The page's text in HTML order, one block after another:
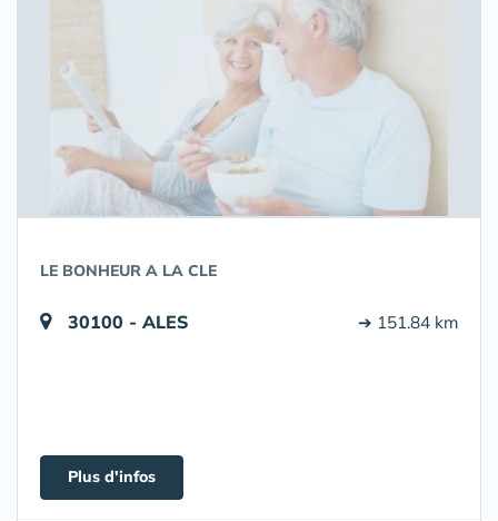
LE BONHEUR A LA CLE
30100 - ALES ➔ 151.84 km
Plus d'infos